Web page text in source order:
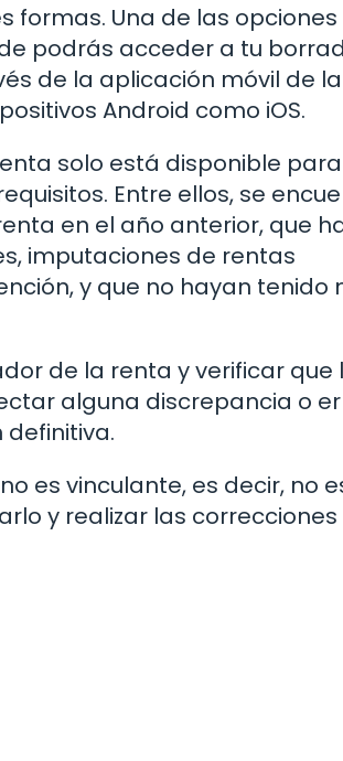
formas. Una de las opciones
podrás acceder a tu
de la aplicación móvil de la
Android como iOS.
solo está disponible para
Entre ellos, se
en el año anterior, que
imputaciones de rentas
y que no hayan tenido
de la renta y verificar que
alguna discrepancia o
es vinculante, es decir, no
y realizar las correcciones